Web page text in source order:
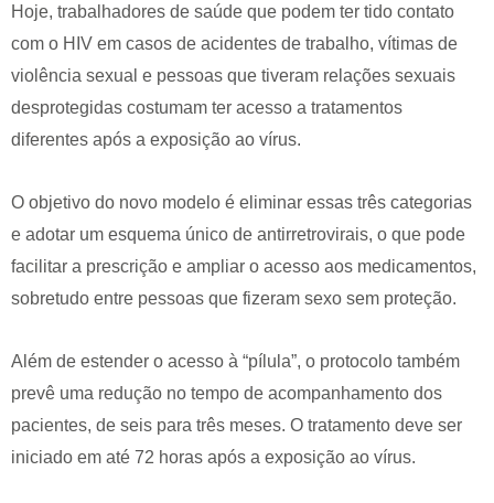
Hoje, trabalhadores de saúde que podem ter tido contato
com o HIV em casos de acidentes de trabalho, vítimas de
violência sexual e pessoas que tiveram relações sexuais
desprotegidas costumam ter acesso a tratamentos
diferentes após a exposição ao vírus.
O objetivo do novo modelo é eliminar essas três categorias
e adotar um esquema único de antirretrovirais, o que pode
facilitar a prescrição e ampliar o acesso aos medicamentos,
sobretudo entre pessoas que fizeram sexo sem proteção.
Além de estender o acesso à “pílula”, o protocolo também
prevê uma redução no tempo de acompanhamento dos
pacientes, de seis para três meses. O tratamento deve ser
iniciado em até 72 horas após a exposição ao vírus.